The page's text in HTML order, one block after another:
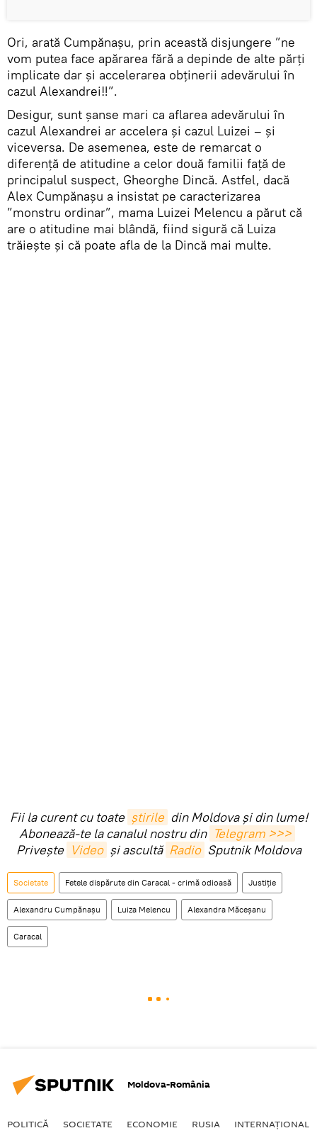
Ori, arată Cumpănașu, prin această disjungere ”ne
vom putea face apărarea fără a depinde de alte părți
implicate dar și accelerarea obținerii adevărului în
cazul Alexandrei‼”.
Desigur, sunt șanse mari ca aflarea adevărului în
cazul Alexandrei ar accelera și cazul Luizei – și
viceversa. De asemenea, este de remarcat o
diferență de atitudine a celor două familii față de
principalul suspect, Gheorghe Dincă. Astfel, dacă
Alex Cumpănașu a insistat pe caracterizarea
”monstru ordinar”, mama Luizei Melencu a părut că
are o atitudine mai blândă, fiind sigură că Luiza
trăiește și că poate afla de la Dincă mai multe.
Fii la curent cu toate știrile din Moldova și din lume!
Abonează-te la canalul nostru din Telegram >>>
Privește Video și ascultă Radio Sputnik Moldova
Societate Fetele dispărute din Caracal - crimă odioasă Justiție
Alexandru Cumpănaşu Luiza Melencu Alexandra Măceșanu
Caracal
Moldova-România
POLITICĂ SOCIETATE ECONOMIE RUSIA INTERNAŢIONAL